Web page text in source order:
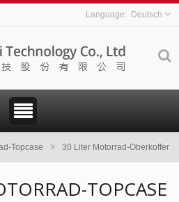
Deutsch
Topcase 30 Liter Motorrad-Oberkoffer
TOPCASE